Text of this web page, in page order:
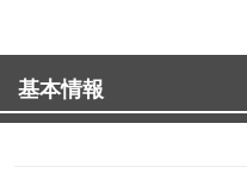
基本情報